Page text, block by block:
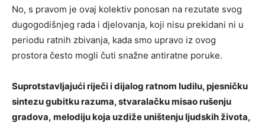
No, s pravom je ovaj kolektiv ponosan na rezutate svog
dugogodišnjeg rada i djelovanja, koji nisu prekidani ni u
periodu ratnih zbivanja, kada smo upravo iz ovog
prostora često mogli čuti snažne antiratne poruke.
Suprotstavljajući riječi i dijalog ratnom ludilu, pjesničku
sintezu gubitku razuma, stvaralačku misao rušenju
gradova, melodiju koja uzdiže uništenju ljudskih života,